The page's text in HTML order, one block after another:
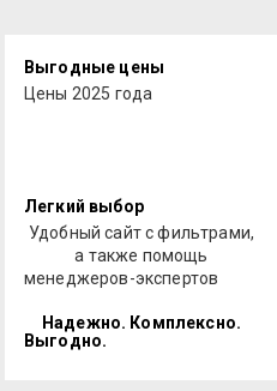
Выгодные цены
Цены 2025 года
Легкий выбор
Удобный сайт с фильтрами,
а также помощь
менеджеров-экспертов
Надежно. Комплексно.
Выгодно.